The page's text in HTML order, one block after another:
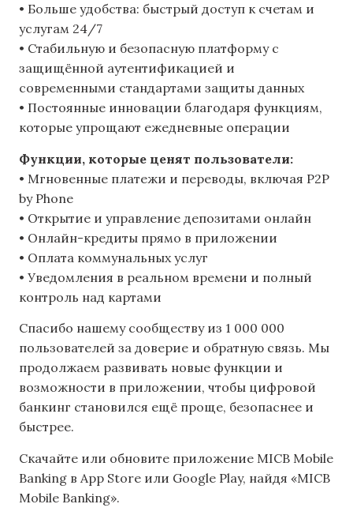
• Больше удобства: быстрый доступ к счетам и
услугам 24/7
• Стабильную и безопасную платформу с
защищённой аутентификацией и
современными стандартами защиты данных
• Постоянные инновации благодаря функциям,
которые упрощают ежедневные операции
Функции, которые ценят пользователи:
• Мгновенные платежи и переводы, включая P2P
by Phone
• Открытие и управление депозитами онлайн
• Онлайн-кредиты прямо в приложении
• Оплата коммунальных услуг
• Уведомления в реальном времени и полный
контроль над картами
Спасибо нашему сообществу из 1 000 000
пользователей за доверие и обратную связь. Мы
продолжаем развивать новые функции и
возможности в приложении, чтобы цифровой
банкинг становился ещё проще, безопаснее и
быстрее.
Скачайте или обновите приложение MICB Mobile
Banking в App Store или Google Play, найдя «MICB
Mobile Banking».